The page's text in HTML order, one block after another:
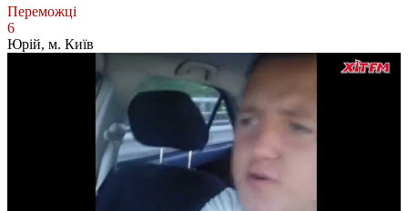
Переможці
6
Юрій, м. Київ